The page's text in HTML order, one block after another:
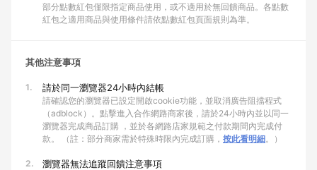
部分點數紅包僅限指定商品使用，或不適用於無回饋商品。各點數
紅包之適用商品與使用條件請依點數紅包頁面規則為準。
其他注意事項
1. 請於同一瀏覽器24小時內結帳
請確認您的瀏覽器已設定開啟cookie功能，並取消廣告阻擋程式
（adblock）。點擊進入合作網路商家後，請於24小時內並以同一
瀏覽器完成商品訂購 ，並於各網路店家規範之付款期間內完成付
款。 （註：部分商家需於特殊時限內完成訂購， 按此看明細。）
2. 瀏覽器無法追蹤回饋注意事項